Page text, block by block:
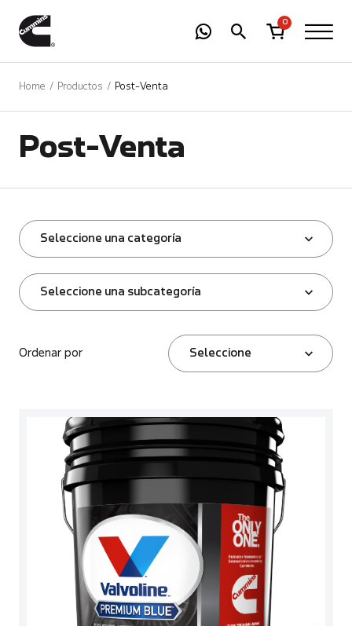
0
Home Productos Post-Venta
Post-Venta
Seleccione una categoría
Seleccione una subcategoría
Ordenar por Seleccione